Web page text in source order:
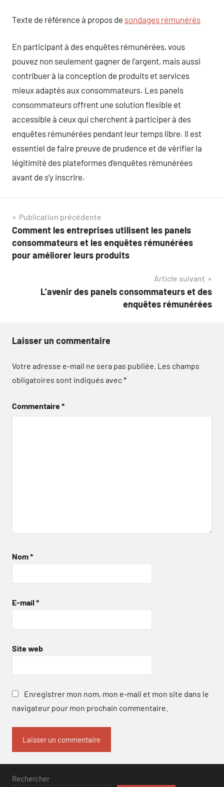
Texte de référence à propos de sondages rémunérés
En participant à des enquêtes rémunérées, vous
pouvez non seulement gagner de l’argent, mais aussi
contribuer à la conception de produits et services
mieux adaptés aux consommateurs. Les panels
consommateurs offrent une solution flexible et
accessible à ceux qui cherchent à participer à des
enquêtes rémunérées pendant leur temps libre. Il est
essentiel de faire preuve de prudence et de vérifier la
légitimité des plateformes d’enquêtes rémunérées
avant de s’y inscrire.
Navigation
de
l’article
Publication précédente
Comment les entreprises utilisent les panels
consommateurs et les enquêtes rémunérées
pour améliorer leurs produits
Article suivant
L’avenir des panels consommateurs et des
enquêtes rémunérées
Laisser un commentaire
Votre adresse e-mail ne sera pas publiée. Les champs
obligatoires sont indiqués avec*
Commentaire*
Nom*
E-mail *
Site web
Enregistrer mon nom, mon e-mail et mon site dans le
navigateur pour mon prochain commentaire.
Rechercher